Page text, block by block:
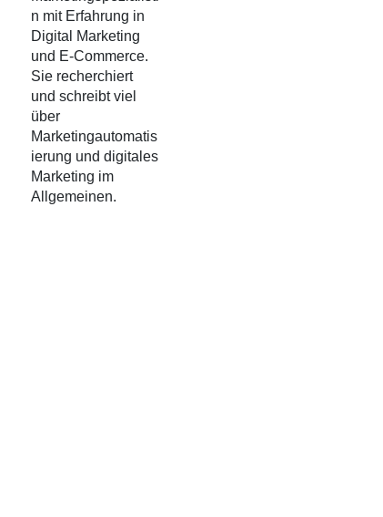
n mit Erfahrung in
Digital Marketing
und E-Commerce.
Sie recherchiert
und schreibt viel
über
Marketingautomatis
ierung und digitales
Marketing im
Allgemeinen.